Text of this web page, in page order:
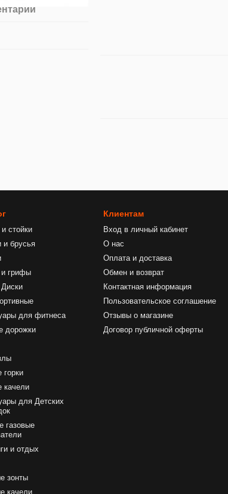
стойки
и брусья
и грифы
для фитнеса
дорожки
горки
качели
для Детских
газовые
и отдых
зонты
качели
Клиентам
Вход в личный кабинет
О нас
Оплата и доставка
Обмен и возврат
Контактная информация
Пользовательское соглашение
Отзывы о магазине
Договор публичной оферты